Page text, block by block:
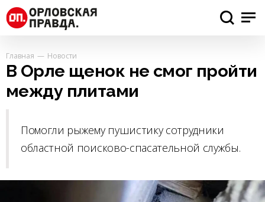
Главная Новости
В Орле щенок не смог пройти
между плитами
Помогли рыжему пушистику сотрудники
областной поисково-спасательной службы.